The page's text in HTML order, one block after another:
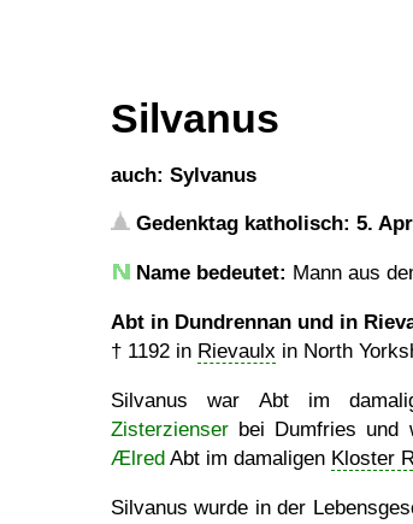
Silvanus
auch: Sylvanus
Gedenktag katholisch: 5.
Name bedeutet: Mann aus
Abt in Dundrennan und in
† 1192 in Rievaulx in North
Silvanus war Abt im
Zisterzienser bei Dumfries und
Ælred Abt im damaligen Kloster
Silvanus wurde in der